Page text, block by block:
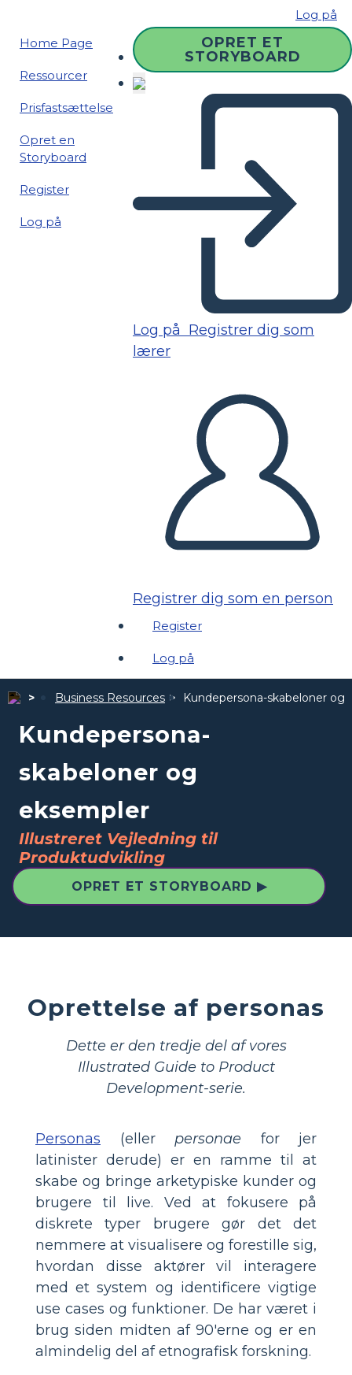
Log på
Home Page
Ressourcer
Prisfastsættelse
Opret en
Storyboard
Register
Log på
OPRET ET
STORYBOARD
Log på Registrer dig som
lærer
Registrer dig som en person
Register
Log på
Business Resources Kundepersona-skabeloner og
Kundepersona-
skabeloner og
eksempler
Illustreret Vejledning til
Produktudvikling
OPRET ET STORYBOARD ▶
Oprettelse af personas
Dette er den tredje del af vores
Illustrated Guide to Product
Development-serie.
Personas (eller personae for jer
latinister derude) er en ramme til at
skabe og bringe arketypiske kunder og
brugere til live. Ved at fokusere på
diskrete typer brugere gør det det
nemmere at visualisere og forestille sig,
hvordan disse aktører vil interagere
med et system og identificere vigtige
use cases og funktioner. De har været i
brug siden midten af 90'erne og er en
almindelig del af etnografisk forskning.